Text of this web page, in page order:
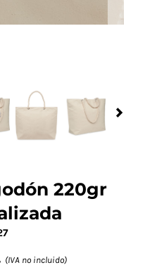
220gr
(IVA no incluido)